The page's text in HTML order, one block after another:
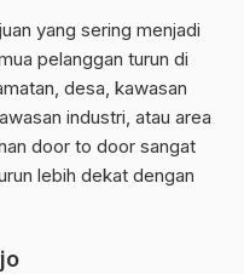
yang sering menjadi
pelanggan turun di
desa, kawasan
industri, atau area
door to door sangat
lebih dekat dengan